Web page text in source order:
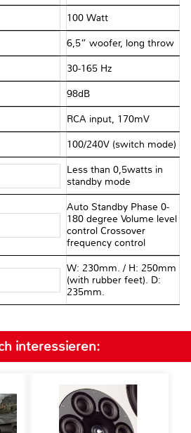
100 Watt
6,5” woofer, long throw
30-165 Hz
98dB
RCA input, 170mV
100/240V (switch mode)
Less than 0,5watts in
standby mode
Auto Standby Phase 0-
180 degree Volume level
control Crossover
frequency control
W: 230mm. / H: 250mm
(with rubber feet). D:
235mm.
interessieren: